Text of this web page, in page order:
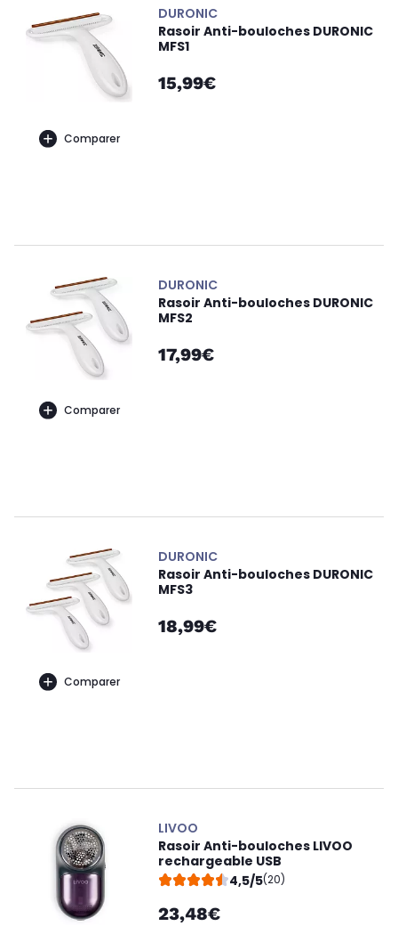
Comparer
DURONIC
Rasoir Anti-bouloches DURONIC
MFS1
15,99€
Comparer
DURONIC
Rasoir Anti-bouloches DURONIC
MFS2
17,99€
Comparer
DURONIC
Rasoir Anti-bouloches DURONIC
MFS3
18,99€
LIVOO
Rasoir Anti-bouloches LIVOO
rechargeable USB
4,5/5(20)
23,48€